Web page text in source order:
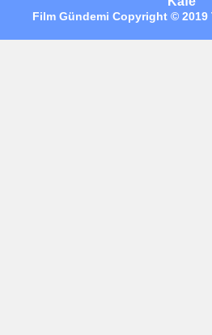
Film Gündemi Copyright © 2019